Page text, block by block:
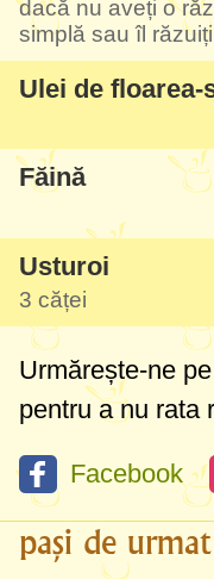
dacă nu aveți o
simplă sau îl
Ulei de floarea-
Făină
Usturoi
3 căței
Urmărește-ne
pentru a nu rata
Facebook
pași de urmat